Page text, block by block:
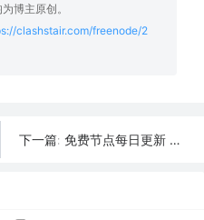
博主原创。
clashstair.com/freenode/2
下一篇: 免费节点每日更新 | 2026年04月19日SSR/V2Ray/Clash可用订阅